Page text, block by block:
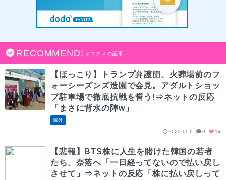
RECOMMEND! オススメの記事
【ほっこり】トランプ弁護団、火葬場前のフ
ォーシーズンズ造園で会見。アダルトショッ
プ駐車場で徹底抗戦を誓う!⇒ネットの反応
「まさに背水の陣w」
海外
2020.11.9 0 14
【悲報】BTS株に人生を賭けた韓国の若者
たち、奈落へ「一日経ってないので払い戻し
させて」⇒ネットの反応「株に払い戻しって